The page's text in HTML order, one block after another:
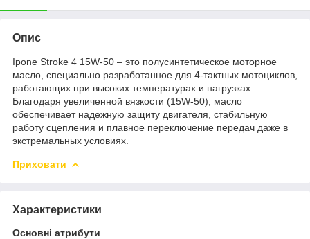
Опис
Ipone Stroke 4 15W-50 – это полусинтетическое моторное
масло, специально разработанное для 4-тактных мотоциклов,
работающих при высоких температурах и нагрузках.
Благодаря увеличенной вязкости (15W-50), масло
обеспечивает надежную защиту двигателя, стабильную
работу сцепления и плавное переключение передач даже в
экстремальных условиях.
Приховати
Характеристики
Основні атрибути